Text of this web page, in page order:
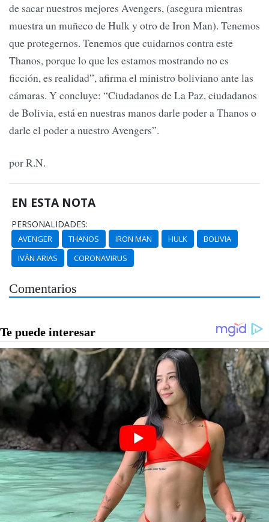
de sacar nuestros mejores Avengers, (asegura mientras
muestra un muñeco de Hulk y otro de Iron Man). Tenemos
que protegernos. Tenemos que cuidarnos contra este
Thanos, porque lo que les estamos mostrando no es
ficción, es realidad”, afirma el ministro boliviano ante las
cámaras. Y concluye: “Ciudadanos de La Paz, ciudadanos
de Bolivia, está en nuestras manos darle poder a Thanos o
darle el poder a nuestro Avengers”.
por R.N.
EN ESTA NOTA
PERSONALIDADES:
AVENGER THANOS IRON MAN HULK
BOLIVIA
IVÁN ARIAS
CORONAVIRUS
Comentarios